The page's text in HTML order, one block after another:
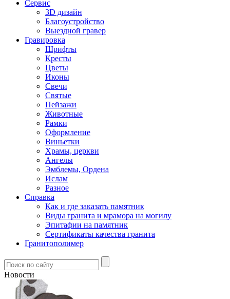
Сервис
3D дизайн
Благоустройство
Выездной гравер
Гравировка
Шрифты
Кресты
Цветы
Иконы
Свечи
Святые
Пейзажи
Животные
Рамки
Оформление
Виньетки
Храмы, церкви
Ангелы
Эмблемы, Ордена
Ислам
Разное
Справка
Как и где заказать памятник
Виды гранита и мрамора на могилу
Эпитафии на памятник
Сертификаты качества гранита
Гранитополимер
Новости